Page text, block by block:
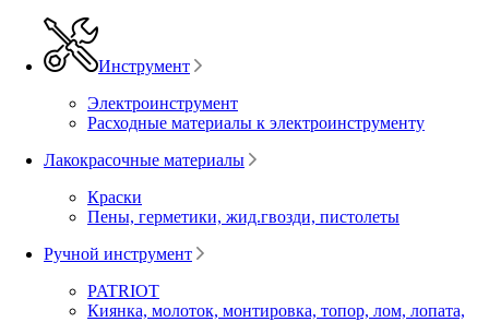
Инструмент
Электроинструмент
Расходные материалы к электроинструменту
Лакокрасочные материалы
Краски
Пены, герметики, жид.гвозди, пистолеты
Ручной инструмент
PATRIOT
Киянка, молоток, монтировка, топор, лом, лопата,